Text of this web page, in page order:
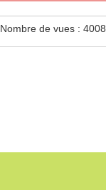
Nombre de vues : 4008